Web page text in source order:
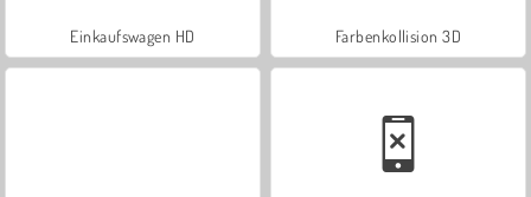
Einkaufswagen HD Farbenkollision 3D